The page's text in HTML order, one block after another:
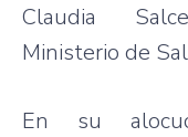
Claudia
Ministerio de
En su